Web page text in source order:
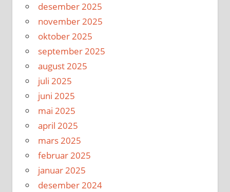
desember 2025
november 2025
oktober 2025
september 2025
august 2025
juli 2025
juni 2025
mai 2025
april 2025
mars 2025
februar 2025
januar 2025
desember 2024